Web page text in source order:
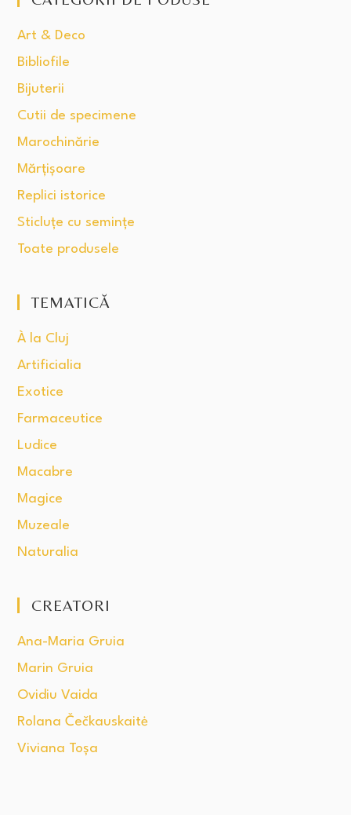
Art & Deco
Bibliofile
Bijuterii
Cutii de specimene
Marochinărie
Mărțișoare
Replici istorice
Sticluțe cu semințe
Toate produsele
TEMATICĂ
À la Cluj
Artificialia
Exotice
Farmaceutice
Ludice
Macabre
Magice
Muzeale
Naturalia
CREATORI
Ana-Maria Gruia
Marin Gruia
Ovidiu Vaida
Rolana Čečkauskaitė
Viviana Toșa